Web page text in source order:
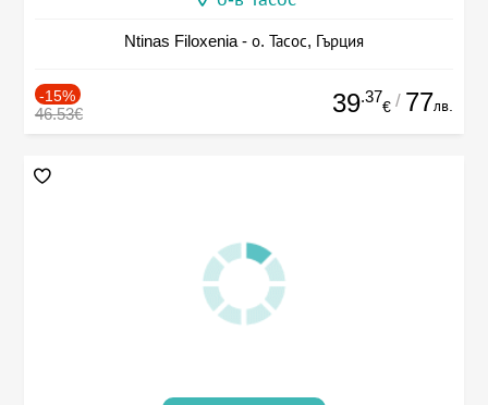
Ntinas Filoxenia - о. Тасос, Гърция
-15%
46.53€ 39.37
€ / 77лв.